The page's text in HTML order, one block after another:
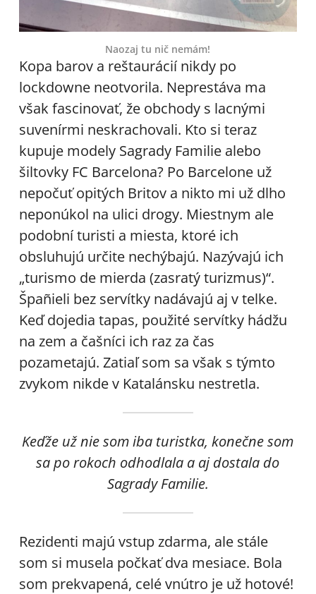
Naozaj tu nič nemám!
Kopa barov a reštaurácií nikdy po
lockdowne neotvorila. Neprestáva ma
však fascinovať, že obchody s lacnými
suvenírmi neskrachovali. Kto si teraz
kupuje modely Sagrady Familie alebo
šiltovky FC Barcelona? Po Barcelone už
nepočuť opitých Britov a nikto mi už dlho
neponúkol na ulici drogy. Miestnym ale
podobní turisti a miesta, ktoré ich
obsluhujú určite nechýbajú. Nazývajú ich
„turismo de mierda (zasratý turizmus)“.
Špañieli bez servítky nadávajú aj v telke.
Keď dojedia tapas, použité servítky hádžu
na zem a čašníci ich raz za čas
pozametajú. Zatiaľ som sa však s týmto
zvykom nikde v Katalánsku nestretla.
Keďže už nie som iba turistka, konečne som
sa po rokoch odhodlala a aj dostala do
Sagrady Familie.
Rezidenti majú vstup zdarma, ale stále
som si musela počkať dva mesiace. Bola
som prekvapená, celé vnútro je už hotové!